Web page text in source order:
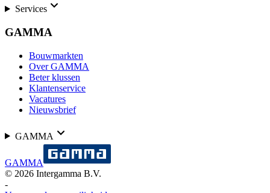
Services
GAMMA
Bouwmarkten
Over GAMMA
Beter klussen
Klantenservice
Vacatures
Nieuwsbrief
GAMMA
GAMMA
© 2026 Intergamma B.V.
-